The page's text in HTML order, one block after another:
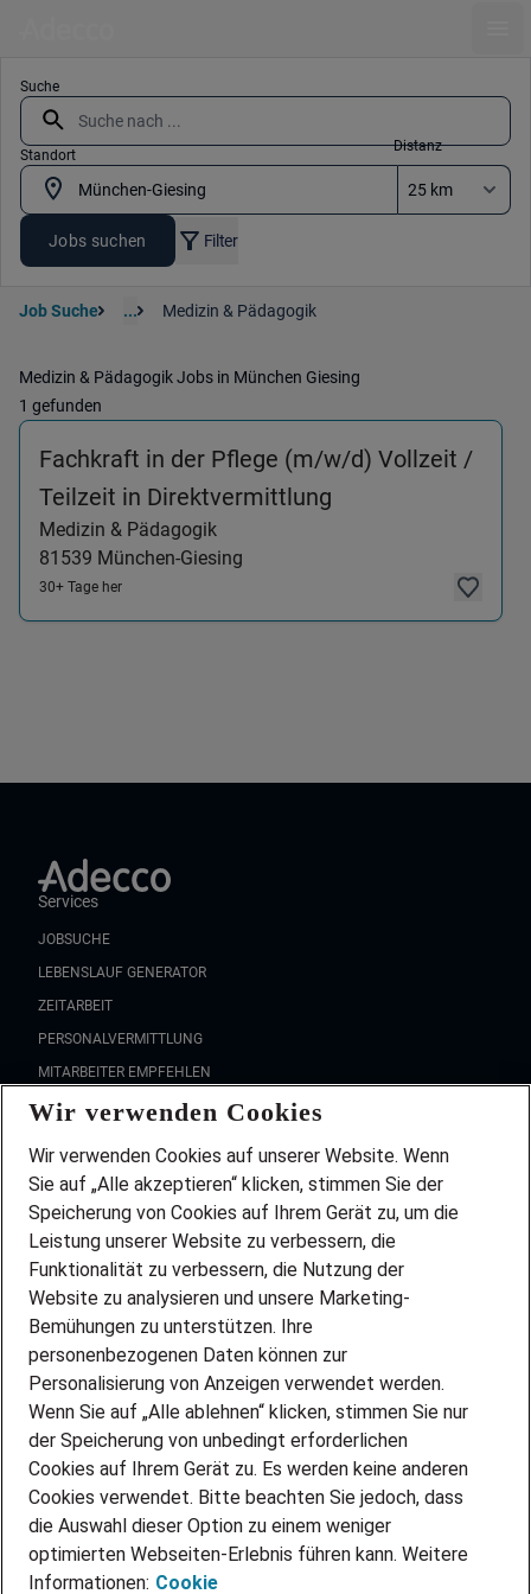
Suche
Standort
Distanz
Jobs suchen Filter
Job Suche ... Medizin & Pädagogik
Medizin & Pädagogik Jobs in München Giesing
1 gefunden
Fachkraft in der Pflege (m/w/d) Vollzeit /
Teilzeit in Direktvermittlung
Medizin & Pädagogik
81539 München-Giesing
30+ Tage her
Services
JOBSUCHE
LEBENSLAUF GENERATOR
ZEITARBEIT
PERSONALVERMITTLUNG
MITARBEITER EMPFEHLEN
FAQ
Wir stellen ein!
DEINE BERUFSGRUPPE
DEINE LEBENSSITUATION
PARTNERSHIP WITH AIRBUS
INITIATIV BEWERBEN
ÜBER UNS
STANDORTE
BLOG
PRESSE
KONTAKT
@Adecco 2026
Wir verwenden Cookies
Wir verwenden Cookies auf unserer Website. Wenn
Sie auf „Alle akzeptieren“ klicken, stimmen Sie der
Speicherung von Cookies auf Ihrem Gerät zu, um die
Leistung unserer Website zu verbessern, die
Funktionalität zu verbessern, die Nutzung der
Website zu analysieren und unsere Marketing-
Bemühungen zu unterstützen. Ihre
personenbezogenen Daten können zur
Personalisierung von Anzeigen verwendet werden.
Wenn Sie auf „Alle ablehnen“ klicken, stimmen Sie nur
der Speicherung von unbedingt erforderlichen
Cookies auf Ihrem Gerät zu. Es werden keine anderen
Cookies verwendet. Bitte beachten Sie jedoch, dass
die Auswahl dieser Option zu einem weniger
optimierten Webseiten-Erlebnis führen kann. Weitere
Informationen: Cookie